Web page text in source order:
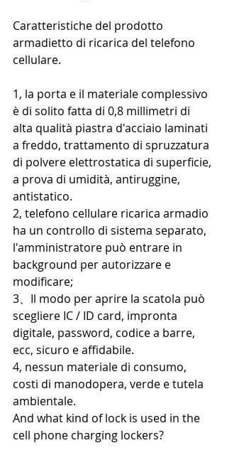
Caratteristiche del prodotto
armadietto di ricarica del telefono
cellulare.
1, la porta e il materiale complessivo
è di solito fatta di 0,8 millimetri di
alta qualità piastra d'acciaio laminati
a freddo, trattamento di spruzzatura
di polvere elettrostatica di superficie,
a prova di umidità, antiruggine,
antistatico.
2, telefono cellulare ricarica armadio
ha un controllo di sistema separato,
l'amministratore può entrare in
background per autorizzare e
modificare;
3、Il modo per aprire la scatola può
scegliere IC / ID card, impronta
digitale, password, codice a barre,
ecc, sicuro e affidabile.
4, nessun materiale di consumo,
costi di manodopera, verde e tutela
ambientale.
And what kind of lock is used in the
cell phone charging lockers?